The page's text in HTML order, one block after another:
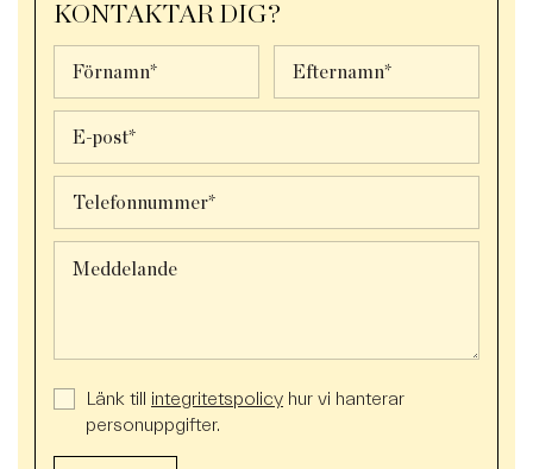
KONTAKTAR DIG?
Länk till integritetspolicy hur vi hanterar
personuppgifter.